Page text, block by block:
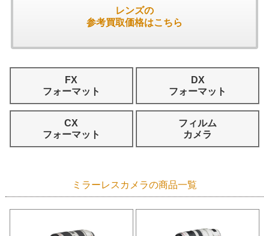
レンズの
参考買取価格はこちら
FX
フォーマット
DX
フォーマット
CX
フォーマット
フィルム
カメラ
ミラーレスカメラの商品一覧